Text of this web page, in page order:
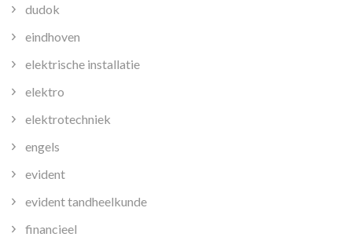
dudok
eindhoven
elektrische installatie
elektro
elektrotechniek
engels
evident
evident tandheelkunde
financieel